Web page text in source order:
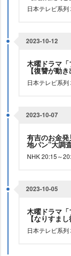
日本テレビ系
2023-10-12
木曜ドラマ
【復讐が動
日本テレビ系
2023-10-07
有吉のお金
地パン”大調
NHK 20:15～
2023-10-05
木曜ドラマ
【なりすまし
日本テレビ系